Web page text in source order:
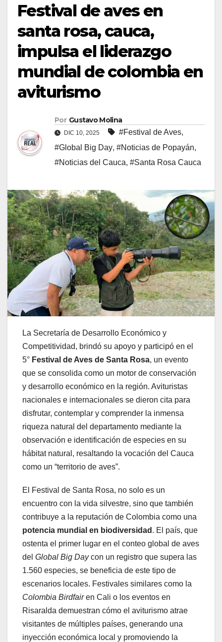
Festival de aves en
santa rosa, cauca,
impulsa el liderazgo
mundial de colombia en
aviturismo
Por Gustavo Molina
DIC 10, 2025 #Festival de Aves,
#Global Big Day, #Noticias de Popayán,
#Noticias del Cauca, #Santa Rosa Cauca
La Secretaría de Desarrollo Económico y
Competitividad, brindó su apoyo y participó en el
5° Festival de Aves de Santa Rosa, un evento
que se consolida como un motor de conservación
y desarrollo económico en la región. Avituristas
nacionales e internacionales se dieron cita para
disfrutar, contemplar y comprender la inmensa
riqueza natural del departamento mediante la
observación e identificación de especies en su
hábitat natural, resaltando la vocación del Cauca
como un “territorio de aves”.
El Festival de Santa Rosa, no solo es un
encuentro con la vida silvestre, sino que también
contribuye a la reputación de Colombia como una
potencia mundial en biodiversidad . El país, que
ostenta el primer lugar en el conteo global de aves
del Global Big Daycon un registro que supera las
1.560 especies, se beneficia de este tipo de
escenarios locales. Festivales similares como la
Colombia Birdfairen Cali o los eventos en
Risaralda demuestran cómo el aviturismo atrae
visitantes de múltiples países, generando una
inyección económica local y promoviendo la